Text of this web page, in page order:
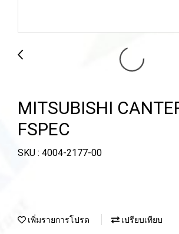
MITSUBISHI
FSPEC
SKU : 4004-2177-00
เพิ่มรายการโปรด เปรียบเทียบ